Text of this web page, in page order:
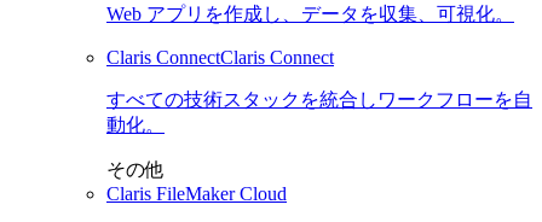
Web アプリを作成し、データを収集、可視化。
Claris ConnectClaris Connect
すべての技術スタックを統合しワークフローを自
動化。
その他
Claris FileMaker Cloud